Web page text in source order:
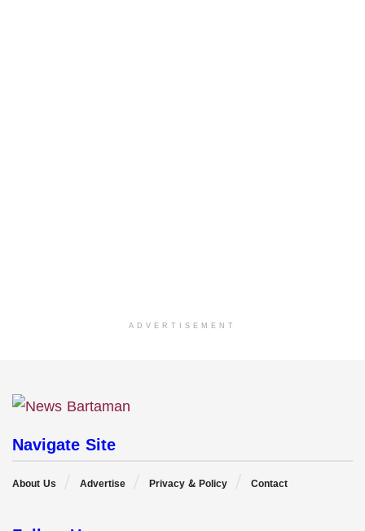
ADVERTISEMENT
Navigate Site
About Us Advertise Privacy & Policy Contact